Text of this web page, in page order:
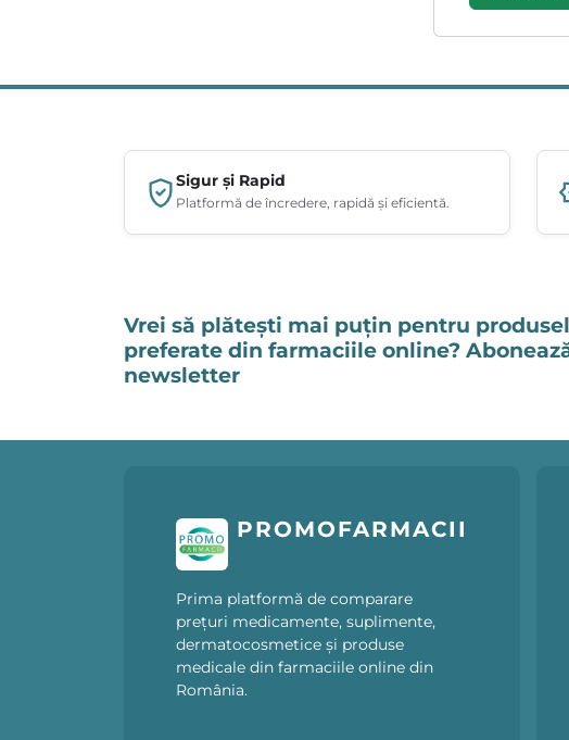
Sigur și Rapid
Platformă de încredere, rapidă și eficientă.
Vrei să plătești mai puțin pentru
preferate din farmaciile online?
newsletter
PROMOFARMACII
Prima platformă de comparare
prețuri medicamente, suplimente,
dermatocosmetice și produse
medicale din farmaciile online din
România.